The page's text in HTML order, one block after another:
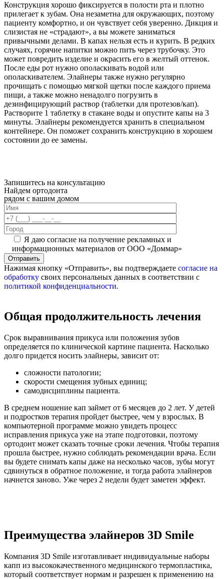
Конструкция хорошо фиксируется в полости рта и плотно
прилегает к зубам. Она незаметна для окружающих, поэтому
пациенту комфортно, и он чувствует себя уверенно. Дикция и
слизистая не «страдают», а вы можете заниматься
привычными делами. В капах нельзя есть и курить. В редких
случаях, горячие напитки можно пить через трубочку. Это
может повредить изделие и окрасить его в желтый оттенок.
После еды рот нужно ополаскивать водой или
ополаскивателем. Элайнеры также нужно регулярно
прочищать с помощью мягкой щетки после каждого приема
пищи, а также можно ненадолго погрузить в
дезинфицирующий раствор (таблетки для протезов/кап).
Растворите 1 таблетку в стакане воды и опустите капы на 3
минуты. Элайнеры рекомендуется хранить в специальном
контейнере. Он поможет сохранить конструкцию в хорошем
состоянии до ее замены.
Запишитесь на консультацию
Найдем ортодонта
рядом с вашим домом
Я даю согласие на получение рекламных и
информационных материалов от ООО «Доммар»
Отправить
Нажимая кнопку «Отправить», вы подтверждаете согласие на
обработку своих персональных данных в соответствии с
политикой конфиденциальности.
Общая продолжительность лечения
Срок выравнивания прикуса или положения зубов
определяется по клинической картине пациента. Насколько
долго придется носить элайнеры, зависит от:
сложности патологии;
скорости смещения зубных единиц;
самодисциплины пациента.
В среднем ношение кап займет от 6 месяцев до 2 лет. У детей
и подростков терапия пройдет быстрее, чем у взрослых. В
компьютерной программе можно увидеть процесс
исправления прикуса уже на этапе подготовки, поэтому
ортодонт может сказать точные сроки лечения. Чтобы терапия
прошла быстрее, нужно соблюдать рекомендации врача. Если
вы будете снимать капы даже на несколько часов, зубы могут
сдвинуться в обратное положение, и тогда работа элайнеров
начнется заново. Уже через 2 недели будет заметен эффект.
Преимущества элайнеров 3D Smile
Компания 3D Smile изготавливает индивидуальные наборы
капп из высококачественного медицинского термопластика,
который соответствует нормам и разрешен к применению на